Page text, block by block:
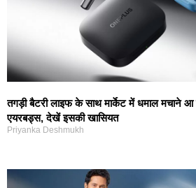
तगड़ी बैटरी लाइफ के साथ मार्केट में धमाल मचाने
एयरबड्स, देखें इसकी खासियत
Priyanka Deshmukh